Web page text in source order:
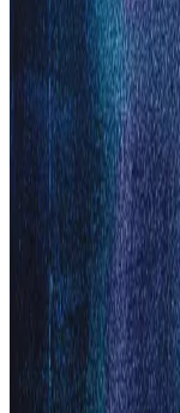
Sinbo traş
ve hijyenik kullanım
erkek bakımında
Philips Saç
Bakımında
Philips saç traş
teknolojileri ve
kolaylaştırıyor,
MediaMarkt'ta
Modeller ve
MediaMarkt'ta
üstün
Farklı modeller ve